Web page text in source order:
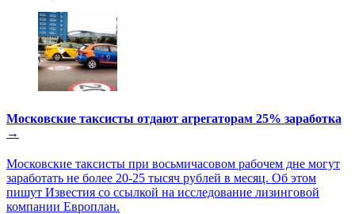
Московские таксисты отдают агрегаторам 25% заработка
→
Московские таксисты при восьмичасовом рабочем дне могут
заработать не более 20-25 тысяч рублей в месяц. Об этом
пишут Известия со ссылкой на исследование лизинговой
компании Европлан.